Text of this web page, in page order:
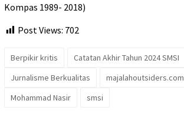
Kompas 1989- 2018)
Post Views: 702
Berpikir kritis
Catatan Akhir Tahun 2024 SMSI
Jurnalisme Berkualitas
majalahoutsiders.com
Mohammad Nasir
smsi